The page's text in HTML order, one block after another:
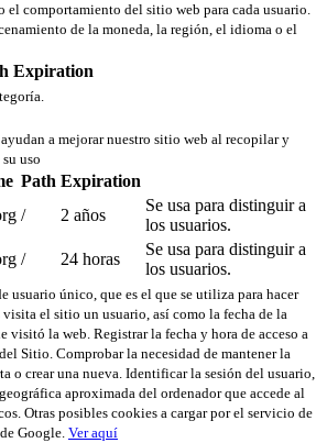
el comportamiento del sitio web para cada usuario.
de la moneda, la región, el idioma o el
Expiration
a mejorar nuestro sitio web al recopilar y
uso
Path Expiration
/ 2 años
Se usa para distinguir a
los usuarios.
/ 24 horas
Se usa para distinguir a
los usuarios.
usuario único, que es el que se utiliza para hacer
visita el sitio un usuario, así como la fecha de la
visitó la web. Registrar la fecha y hora de acceso a
Sitio. Comprobar la necesidad de mantener la
o crear una nueva. Identificar la sesión del usuario,
aproximada del ordenador que accede al
Otras posibles cookies a cargar por el servicio de
Google. Ver aquí